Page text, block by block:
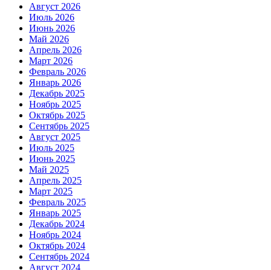
Август 2026
Июль 2026
Июнь 2026
Май 2026
Апрель 2026
Март 2026
Февраль 2026
Январь 2026
Декабрь 2025
Ноябрь 2025
Октябрь 2025
Сентябрь 2025
Август 2025
Июль 2025
Июнь 2025
Май 2025
Апрель 2025
Март 2025
Февраль 2025
Январь 2025
Декабрь 2024
Ноябрь 2024
Октябрь 2024
Сентябрь 2024
Август 2024